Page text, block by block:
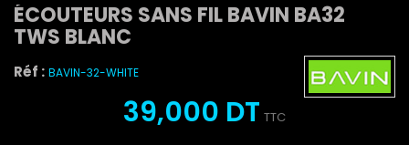
ÉCOUTEURS SANS FIL BAVIN BA32
TWS BLANC
Réf : BAVIN-32-WHITE
39,000 DT TTC